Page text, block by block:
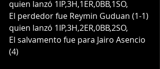
quien lanzó 1IP,3H,1ER,0BB,1SO,
El perdedor fue Reymin Guduan (1-1)
quien lanzó 1IP,3H,2ER,0BB,2SO,
El salvamento fue para Jairo Asencio
(4)